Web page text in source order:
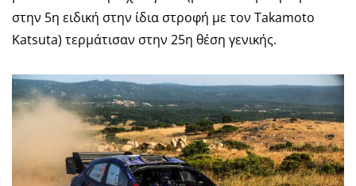
στην 5η ειδική στην ίδια στροφή με τον Takamoto
Katsuta) τερμάτισαν στην 25η θέση γενικής.